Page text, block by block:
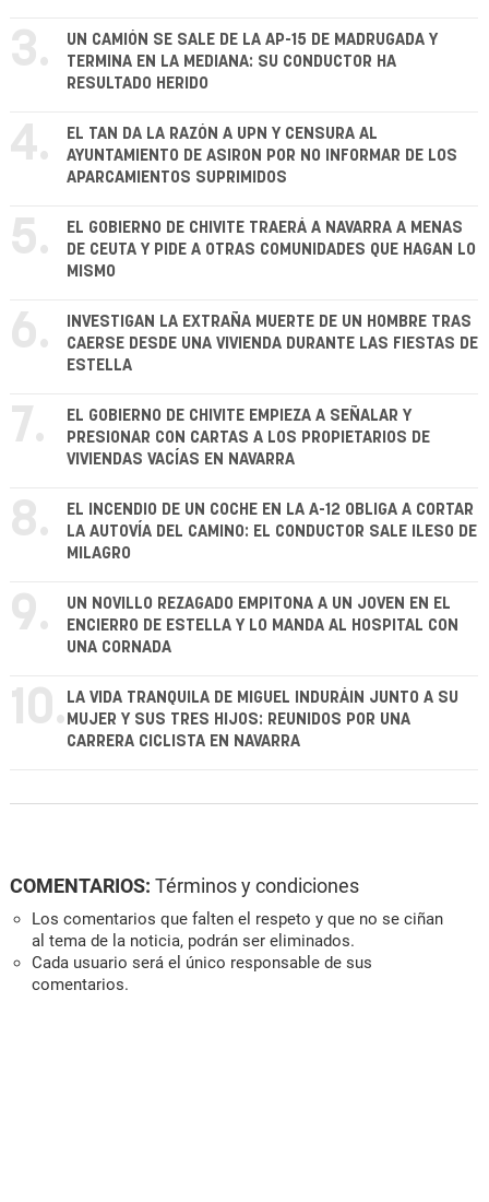
3.
UN CAMIÓN SE SALE DE LA AP-15 DE MADRUGADA Y
TERMINA EN LA MEDIANA: SU CONDUCTOR HA
RESULTADO HERIDO
4.
EL TAN DA LA RAZÓN A UPN Y CENSURA AL
AYUNTAMIENTO DE ASIRON POR NO INFORMAR DE LOS
APARCAMIENTOS SUPRIMIDOS
5.
EL GOBIERNO DE CHIVITE TRAERÁ A NAVARRA A MENAS
DE CEUTA Y PIDE A OTRAS COMUNIDADES QUE HAGAN LO
MISMO
6.
INVESTIGAN LA EXTRAÑA MUERTE DE UN HOMBRE TRAS
CAERSE DESDE UNA VIVIENDA DURANTE LAS FIESTAS DE
ESTELLA
7.
EL GOBIERNO DE CHIVITE EMPIEZA A SEÑALAR Y
PRESIONAR CON CARTAS A LOS PROPIETARIOS DE
VIVIENDAS VACÍAS EN NAVARRA
8.
EL INCENDIO DE UN COCHE EN LA A-12 OBLIGA A CORTAR
LA AUTOVÍA DEL CAMINO: EL CONDUCTOR SALE ILESO DE
MILAGRO
9.
UN NOVILLO REZAGADO EMPITONA A UN JOVEN EN EL
ENCIERRO DE ESTELLA Y LO MANDA AL HOSPITAL CON
UNA CORNADA
10. LA VIDA TRANQUILA DE MIGUEL INDURÁIN JUNTO A SU
MUJER Y SUS TRES HIJOS: REUNIDOS POR UNA
CARRERA CICLISTA EN NAVARRA
COMENTARIOS: Términos y condiciones
Los comentarios que falten el respeto y que no se ciñan
al tema de la noticia, podrán ser eliminados.
Cada usuario será el único responsable de sus
comentarios.